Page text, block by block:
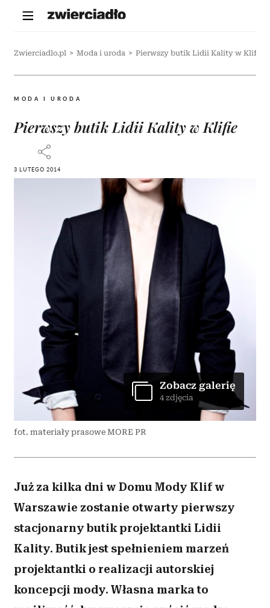
Zwierciadlo.pl > Moda i uroda > Pierwszy butik Lidii Kality w Klifie
MODA I URODA
Pierwszy butik Lidii Kality w Klifie
3 LUTEGO 2014
fot. materiały prasowe MORE PR
Zobacz galerię
4 zdjęcia
Już za kilka dni w Domu Mody Klif w
Warszawie zostanie otwarty pierwszy
stacjonarny butik projektantki Lidii
Kality. Butik jest spełnieniem marzeń
projektantki o realizacji autorskiej
koncepcji mody. Własna marka to